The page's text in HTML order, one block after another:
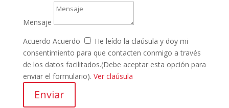
Mensaje
Acuerdo Acuerdo
He leído la claúsula y doy mi
consentimiento para que contacten conmigo a través
de los datos facilitados.(Debe aceptar esta opción para
enviar el formulario). Ver claúsula
Enviar